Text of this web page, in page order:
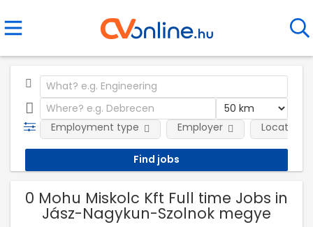
Employment type Employer Location
0 Mohu Miskolc Kft Full time Jobs in
Jász-Nagykun-Szolnok megye